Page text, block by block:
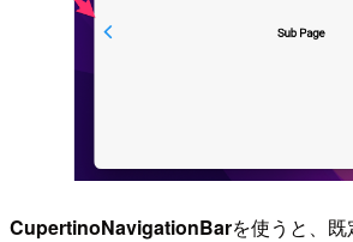
CupertinoNavigationBarを使うと、